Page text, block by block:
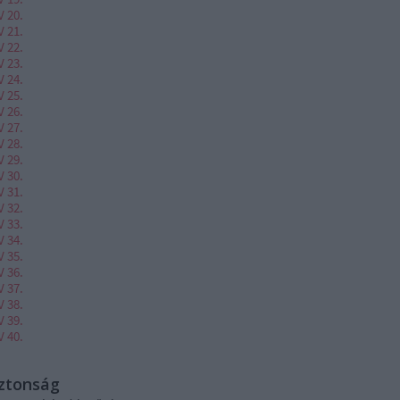
20.
21.
22.
23.
24.
25.
26.
27.
28.
29.
30.
31.
32.
33.
34.
35.
36.
37.
38.
39.
40.